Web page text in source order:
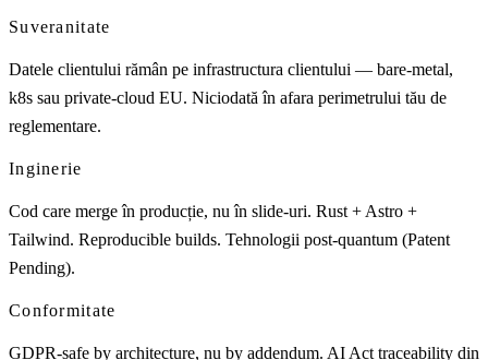
Suveranitate
Datele clientului rămân pe infrastructura clientului — bare-metal,
k8s sau private-cloud EU. Niciodată în afara perimetrului tău de
reglementare.
Inginerie
Cod care merge în producție, nu în slide-uri. Rust + Astro +
Tailwind. Reproducible builds. Tehnologii post-quantum (Patent
Pending).
Conformitate
GDPR-safe by architecture, nu by addendum. AI Act traceability din